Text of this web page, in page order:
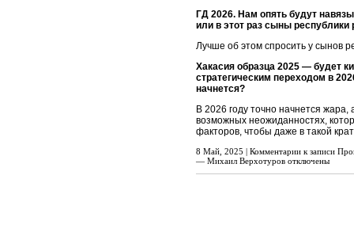
ГД 2026. Нам опять будут
или в этот раз сыны республики
Лучше об этом спросить у сынов
Хакасия образца 2025 — будет
стратегическим переходом в
начнется?
В 2026 году точно начнется
возможных неожиданностях,
факторов, чтобы даже в такой
8 Май, 2025 | Комментарии к записи
— Михаил Верхотуров отключены